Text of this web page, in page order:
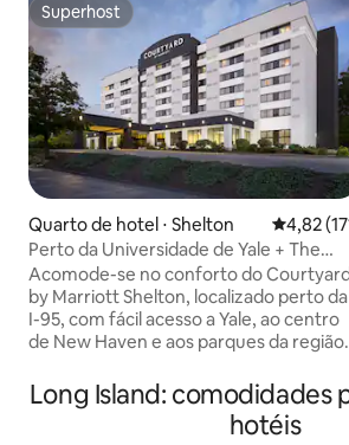
Superhost
Superhost
Quarto de hotel ⋅ Shelton 4,82 de
4,82
Perto da Universidade de Yale + The
Bistro. Piscina. Academia.
Acomode-se no conforto do
by Marriott Shelton, localizado perto da
I-95, com fácil acesso a Yale, ao centro
de New Haven e aos parques da região.
The Bistro, relaxe na piscina coberta ou
mantenha-se produtivo no centro de
fitness 24 horas. O estacionamento
Long Island: comodidades
hotéis